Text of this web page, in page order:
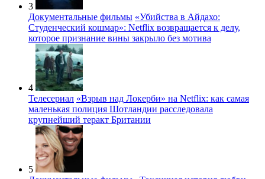
3
Документальные фильмы «Убийства в Айдахо:
Студенческий кошмар»: Netflix возвращается к делу,
которое признание вины закрыло без мотива
4
Телесериал «Взрыв над Локерби» на Netflix: как самая
маленькая полиция Шотландии расследовала
крупнейший теракт Британии
5